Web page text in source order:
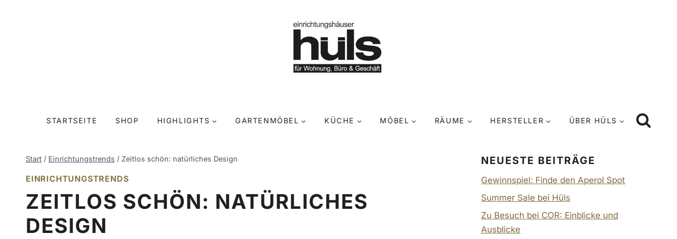
STARTSEITE SHOP HIGHLIGHTS GARTENMÖBEL KÜCHE MÖBEL RÄUME HERSTELLER ÜBER HÜLS
Start / Einrichtungstrends / Zeitlos schön: natürliches Design
EINRICHTUNGSTRENDS
ZEITLOS SCHÖN: NATÜRLICHES
DESIGN
NEUESTE BEITRÄGE
Gewinnspiel: Finde den Aperol Spot
Summer Sale bei Hüls
Zu Besuch bei COR: Einblicke und
Ausblicke